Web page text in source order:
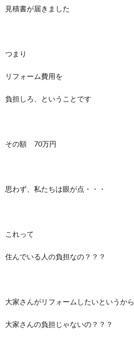
見積書が届きました
つまり
リフォーム費用を
負担しろ、ということです
その額 70万円
思わず、私たちは眼が点・・・
これって
住んでいる人の負担なの？？？
大家さんがリフォームしたいというから
大家さんの負担じゃないの？？？